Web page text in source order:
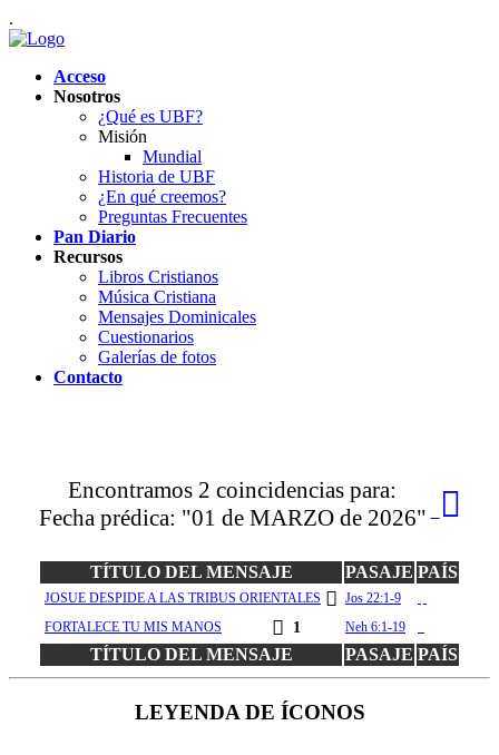
.
Acceso
Nosotros
¿Qué es UBF?
Misión
Mundial
Historia de UBF
¿En qué creemos?
Preguntas Frecuentes
Pan Diario
Recursos
Libros Cristianos
Música Cristiana
Mensajes Dominicales
Cuestionarios
Galerías de fotos
Contacto
Encontramos 2 coincidencias para:
Fecha prédica: "01 de MARZO de 2026"
TÍTULO DEL MENSAJE PASAJE PAÍS
JOSUE DESPIDE A LAS TRIBUS ORIENTALES Jos 22:1-9
FORTALECE TU MIS MANOS 1 Neh 6:1-19
TÍTULO DEL MENSAJE PASAJE PAÍS
LEYENDA DE ÍCONOS